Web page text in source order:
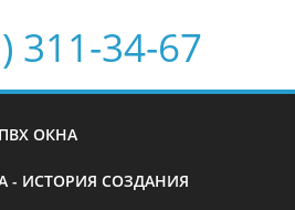
311-34-67
ОКНА
- ИСТОРИЯ СОЗДАНИЯ